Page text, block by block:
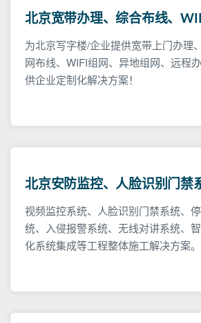
北京宽带办理、综合布线、
为北京写字楼/企业提供宽带上门办理
网布线、WIFI组网、异地组网、远程
供企业定制化解决方案！
北京安防监控、人脸识别门禁
视频监控系统、人脸识别门禁系统、
统、入侵报警系统、无线对讲系统、
化系统集成等工程整体施工解决方案。